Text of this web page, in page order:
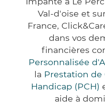
Val-d'oise et
France,
dans vos
financières
Personnalisée
la Prestation
Handicap (PCH)
aide à